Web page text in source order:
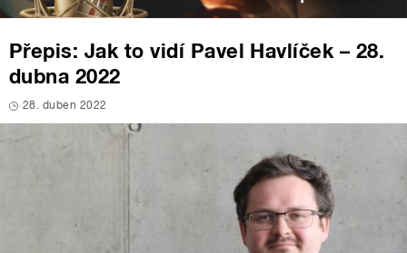
Přepis: Jak to vidí Pavel Havlíček – 28.
dubna 2022
28. duben 2022